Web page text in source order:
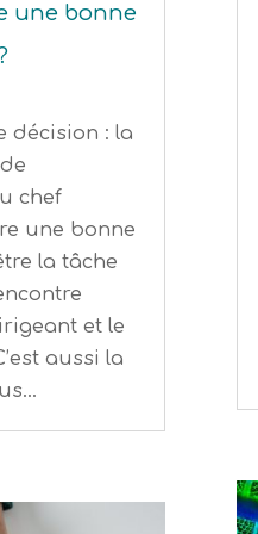
une bonne
décision : la
chef
une bonne
la tâche
et le
aussi la